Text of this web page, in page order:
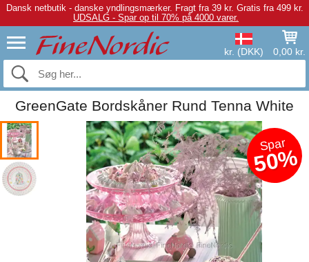
Dansk netbutik - danske yndlingsmærker. Fragt fra 39 kr. Gratis fra 499 kr.
UDSALG - Spar op til 70% på 4000 varer.
kr. (DKK) 0,00 kr.
GreenGate Bordskåner Rund Tenna White
Spar
50%